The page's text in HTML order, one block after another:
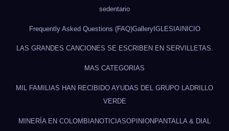
sedentario
Frequently Asked Questions (FAQ)GalleryIGLESIAINICIO
LAS GRANDES CANCIONES SE ESCRIBEN EN SERVILLETAS.
MAS CATEGORIAS
MIL FAMILIAS HAN RECIBIDO AYUDAS DEL GRUPO LADRILLO
VERDE
MINERÍA EN COLOMBIA NOTICIASOPINION PANTALLA & DIAL